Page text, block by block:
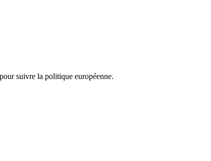
suivre la politique européenne.